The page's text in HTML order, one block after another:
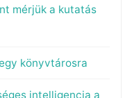
mérjük a kutatás
könyvtárosra
intelligencia a